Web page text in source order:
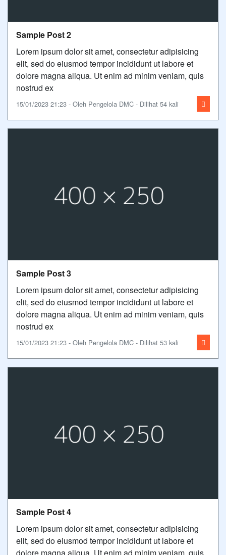
Sample Post 2
Lorem ipsum dolor sit amet, consectetur adipisicing
elit, sed do eiusmod tempor incididunt ut labore et
dolore magna aliqua. Ut enim ad minim veniam, quis
nostrud ex
15/01/2023 21:23 - Oleh Pengelola DMC - Dilihat 54 kali
Sample Post 3
Lorem ipsum dolor sit amet, consectetur adipisicing
elit, sed do eiusmod tempor incididunt ut labore et
dolore magna aliqua. Ut enim ad minim veniam, quis
nostrud ex
15/01/2023 21:23 - Oleh Pengelola DMC - Dilihat 53 kali
Sample Post 4
Lorem ipsum dolor sit amet, consectetur adipisicing
elit, sed do eiusmod tempor incididunt ut labore et